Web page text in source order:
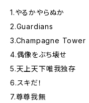
1.やるかやらぬか
2.Guardians
3.Champagne Tower
4.偶像をぶち壊せ
5.天上天下唯我独存
6.スキだ！
7.尊尊我無